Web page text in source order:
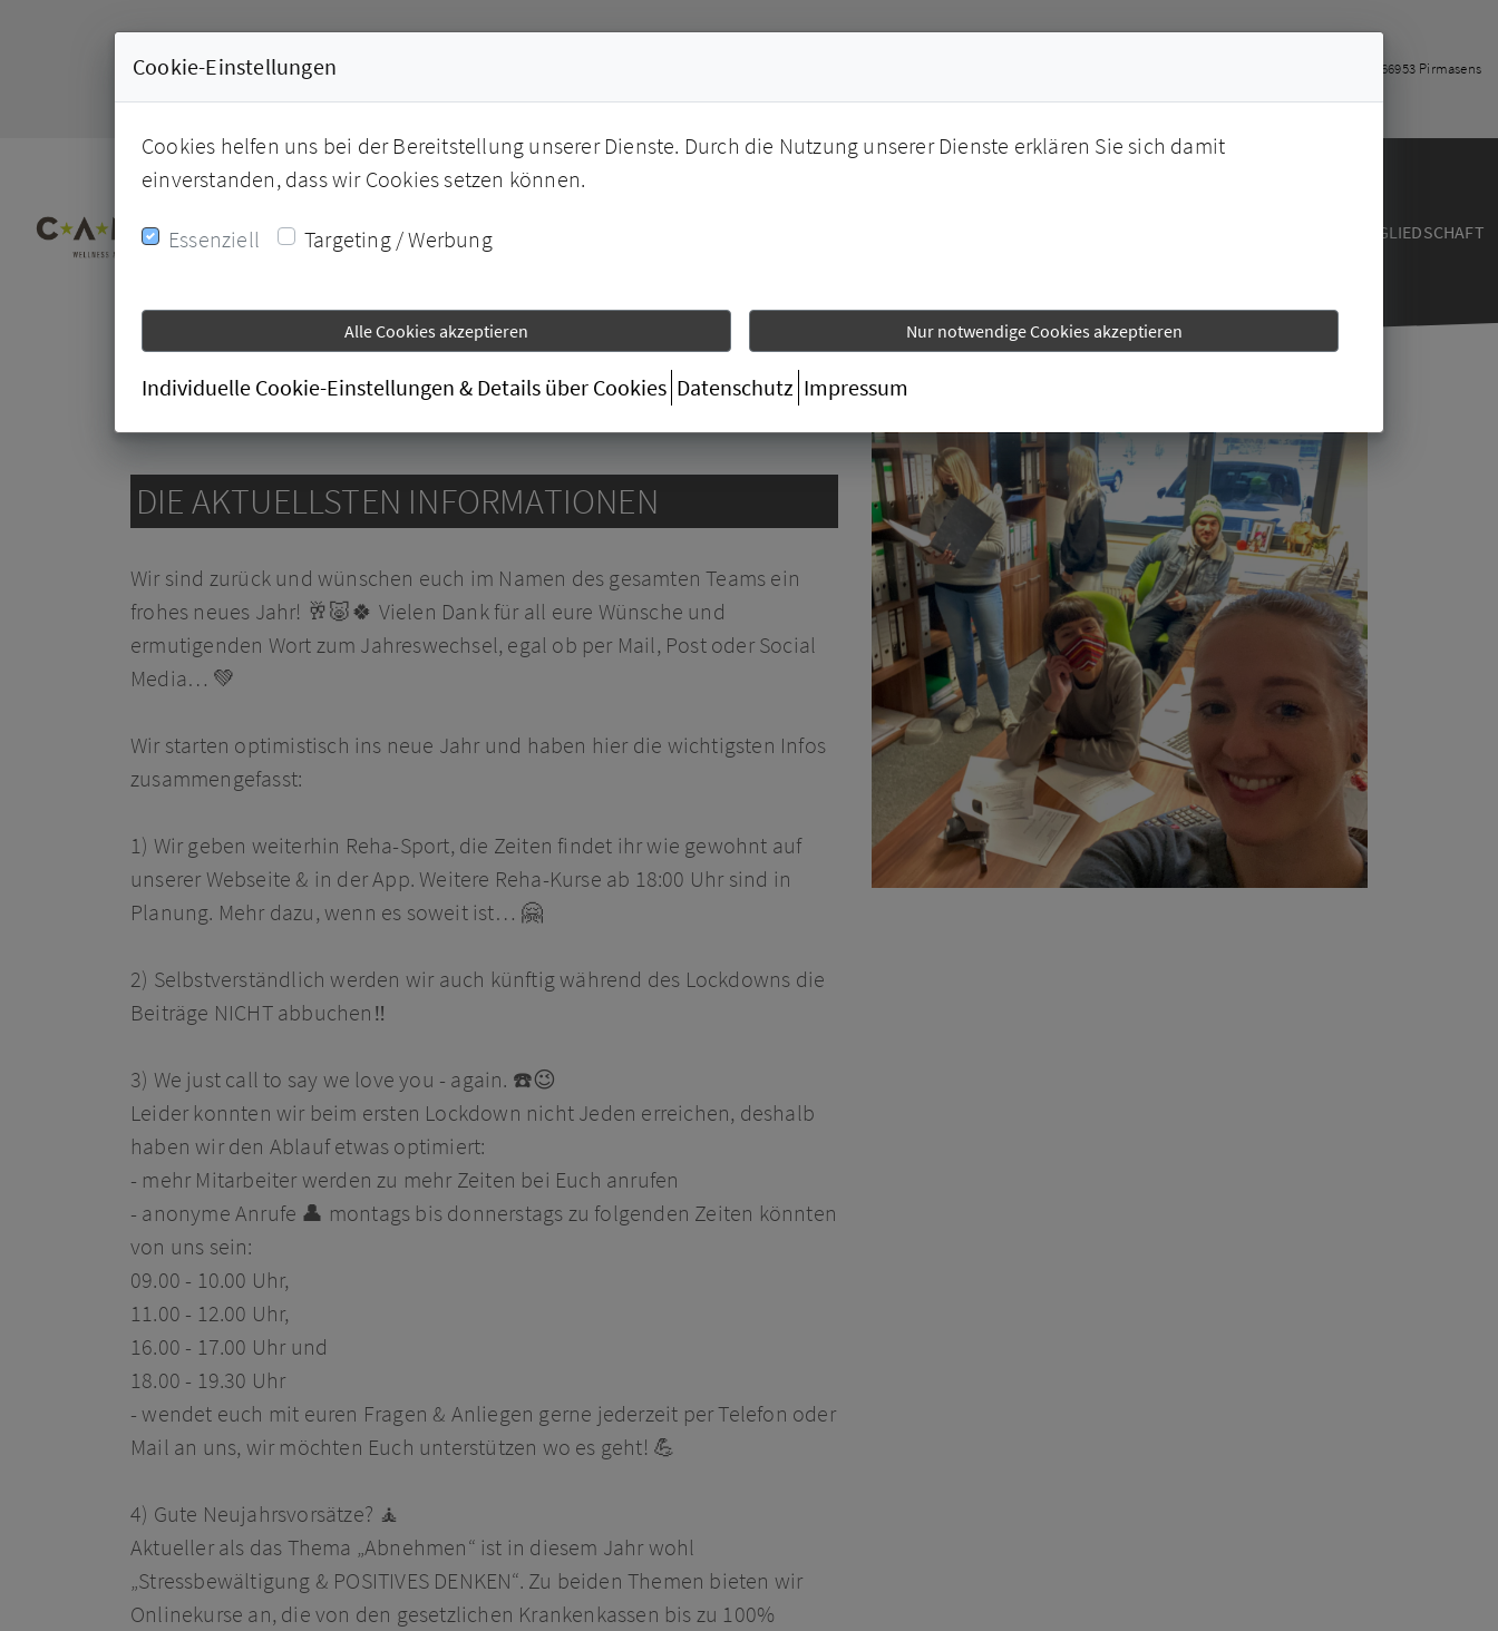
Kantstraße 1, 66953 Pirmasens
MITGLIEDSCHAFT
DIE AKTUELLSTEN INFORMATIONEN
Wir sind zurück und wünschen euch im Namen des gesamten Teams ein
frohes neues Jahr! 🥂 🐷🍀 Vielen Dank für all eure Wünsche und
ermutigenden Wort zum Jahreswechsel, egal ob per Mail, Post oder Social
Media… 💚
Wir starten optimistisch ins neue Jahr und haben hier die wichtigsten Infos
zusammengefasst:
1) Wir geben weiterhin Reha-Sport, die Zeiten findet ihr wie gewohnt auf
unserer Webseite & in der App. Weitere Reha-Kurse ab 18:00 Uhr sind in
Planung. Mehr dazu, wenn es soweit ist… 🤗
2) Selbstverständlich werden wir auch künftig während des Lockdowns die
Beiträge NICHT abbuchen ‼️
3) We just call to say we love you - again. ☎️😉
Leider konnten wir beim ersten Lockdown nicht Jeden erreichen, deshalb
haben wir den Ablauf etwas optimiert:
- mehr Mitarbeiter werden zu mehr Zeiten bei Euch anrufen
- anonyme Anrufe 👤 montags bis donnerstags zu folgenden Zeiten könnten
von uns sein:
09.00 - 10.00 Uhr,
11.00 - 12.00 Uhr,
16.00 - 17.00 Uhr und
18.00 - 19.30 Uhr
- wendet euch mit euren Fragen & Anliegen gerne jederzeit per Telefon oder
Mail an uns, wir möchten Euch unterstützen wo es geht! 💪
4) Gute Neujahrsvorsätze? 🧘
Aktueller als das Thema „Abnehmen“ ist in diesem Jahr wohl
„Stressbewältigung & POSITIVES DENKEN“. Zu beiden Themen bieten wir
Onlinekurse an, die von den gesetzlichen Krankenkassen bis zu 100%
Cookie-Einstellungen
Cookies helfen uns bei der Bereitstellung unserer Dienste. Durch die Nutzung unserer Dienste erklären Sie sich damit
einverstanden, dass wir Cookies setzen können.
Essenziell Targeting / Werbung
Alle Cookies akzeptieren Nur notwendige Cookies akzeptieren
Individuelle Cookie-Einstellungen & Details über Cookies Datenschutz Impressum